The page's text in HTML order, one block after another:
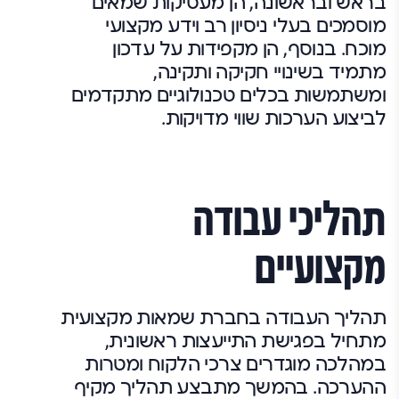
מוסמכים בעלי ניסיון רב וידע מקצועי
מוכח. בנוסף, הן מקפידות על עדכון
מתמיד בשינויי חקיקה ותקינה,
ומשתמשות בכלים טכנולוגיים מתקדמים
לביצוע הערכות שווי מדויקות.
תהליכי עבודה
מקצועיים
תהליך העבודה בחברת שמאות מקצועית
מתחיל בפגישת התייעצות ראשונית,
במהלכה מוגדרים צרכי הלקוח ומטרות
ההערכה. בהמשך מתבצע תהליך מקיף